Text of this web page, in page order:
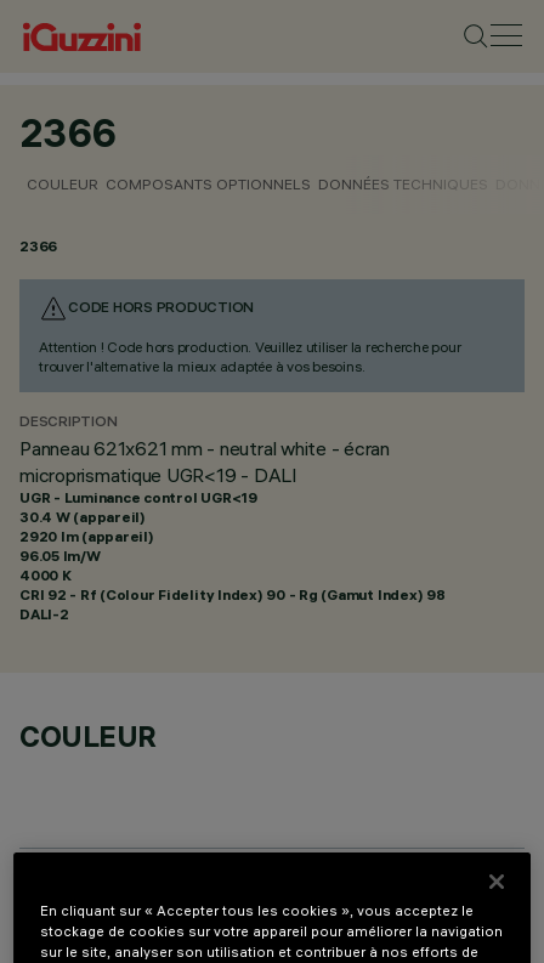
2366
COULEUR COMPOSANTS OPTIONNELS DONNÉES TECHNIQUES
2366
CODE HORS PRODUCTION
Attention ! Code hors production. Veuillez utiliser la recherche pour
trouver l'alternative la mieux adaptée à vos besoins.
DESCRIPTION
Panneau 621x621 mm - neutral white - écran
microprismatique UGR<19 - DALI
UGR - Luminance control UGR<19
30.4 W (appareil)
2920 lm (appareil)
96.05 lm/W
4000 K
CRI 92 - Rf (Colour Fidelity Index) 90 - Rg (Gamut Index) 98
DALI-2
COULEUR
COMPOSANTS OPTIONNELS
En cliquant sur « Accepter tous les cookies », vous acceptez le
stockage de cookies sur votre appareil pour améliorer la navigation
sur le site, analyser son utilisation et contribuer à nos efforts de